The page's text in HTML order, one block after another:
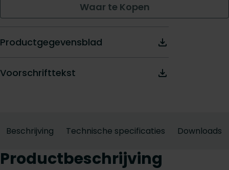
Waar te Kopen
Productgegevensblad
Voorschrifttekst
Beschrijving Technische specificaties Downloads
Productbeschrijving